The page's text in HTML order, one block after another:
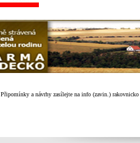
Připomínky a návrhy zasílejte na info (zavin.) rakovnicko